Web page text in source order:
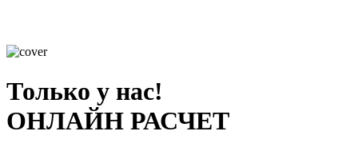
Только у нас!
ОНЛАЙН РАСЧЕТ